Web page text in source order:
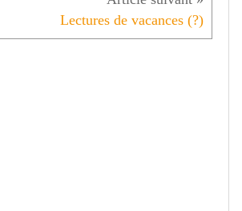
Lectures de vacances (?)